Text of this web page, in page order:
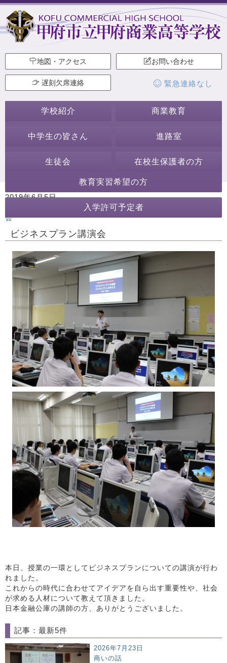
地図・アクセス お問い合わせ
遅刻欠席連絡 緊急連絡なし
学校紹介 商業教育
中学生の皆さん 進路室
生徒会 在校生保護者の方
教育実習希望の方
入学許可予定者
2019年6月5日
行事・活動 講演会・講習会
会
ビジネスプラン講演会
本日、授業の一環としてビジネスプランについての講演が行わ
れました。
これからの時代に合わせてアイデアを自ら出す重要性や、社会
が求める人材について教えて頂きました。
日本金融公庫の講師の方、ありがとうございました。
記事：最新5件
2026年7月23日
商いの話